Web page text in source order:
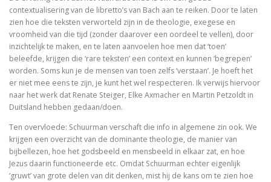
Voorwoorden. De crisis en een crisis. De heer Phister.
De Wittenbergse nachtegaal
De Bijbel voor ongelovigen
De bijbel voor ongelovigen
Une bible / Een bijbel
De seculiere samenleving. Over religie,
contextualisering van de libretto’s van Bach aan te reiken. Door te laten
zien hoe die teksten verworteld zijn in de theologie, exegese en
vroomheid van die tijd (zonder daarover een oordeel te vellen), door
inzichtelijk te maken, en te laten aanvoelen hoe men dat ‘toen’
beleefde, krijgen die ‘rare teksten’ een context en kunnen ‘begrepen’
worden. Soms kun je de mensen van toen zelfs ‘verstaan’. Je hoeft het
er niet mee eens te zijn, je kunt het wel respecteren. Ik verwijs hiervoor
naar het werk dat Renate Steiger, Elke Axmacher en Martin Petzoldt in
Duitsland hebben gedaan/doen.
Ten overvloede: Schuurman verschaft die info in algemene zin ook. We
krijgen een overzicht van de dominante theologie, de manier van
bijbellezen, hoe het godsbeeld en mensbeeld in elkaar zat, en hoe
Jezus daarin functioneerde etc. Omdat Schuurman echter eigenlijk
‘gruwt’ van grote delen van dit denken, mist hij de kans om te zien hoe